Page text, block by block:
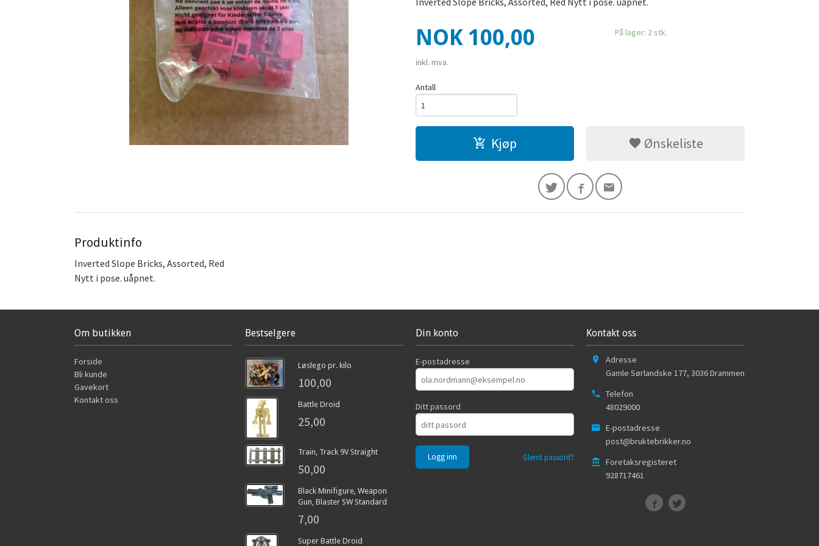
Pris
NOK 100,00
inkl. mva.
På lager: 2 stk.
Antall
Kjøp Ønskeliste
Produktinfo
Inverted Slope Bricks, Assorted, Red
Nytt i pose. uåpnet.
Om butikken
Forside
Bli kunde
Gavekort
Kontakt oss
Bestselgere
Løslego pr. kilo
100,00
Battle Droid
25,00
Train, Track 9V Straight
50,00
Black Minifigure, Weapon
Gun, Blaster SW Standard
7,00
Super Battle Droid
Din konto
E-postadresse
Ditt passord
Glemt passord?
Kontakt oss
Adresse
Gamle Sørlandske 177, 3036Drammen
Telefon
48029000
E-postadresse
post@bruktebrikker.no
Foretaksregisteret
928717461